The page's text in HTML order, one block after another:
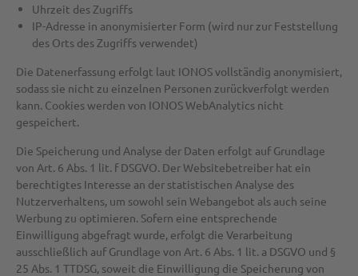
Uhrzeit des Zugriffs
IP-Adresse in anonymisierter Form (wird nur zur Feststellung
des Orts des Zugriffs verwendet)
Die Datenerfassung erfolgt laut IONOS vollständig anonymisiert,
sodass sie nicht zu einzelnen Personen zurückverfolgt werden
kann. Cookies werden von IONOS WebAnalytics nicht
gespeichert.
Die Speicherung und Analyse der Daten erfolgt auf Grundlage
von Art. 6 Abs. 1 lit. f DSGVO. Der Websitebetreiber hat ein
berechtigtes Interesse an der statistischen Analyse des
Nutzerverhaltens, um sowohl sein Webangebot als auch seine
Werbung zu optimieren. Sofern eine entsprechende
Einwilligung abgefragt wurde, erfolgt die Verarbeitung
ausschließlich auf Grundlage von Art. 6 Abs. 1 lit. a DSGVO und §
25 Abs. 1 TTDSG, soweit die Einwilligung die Speicherung von